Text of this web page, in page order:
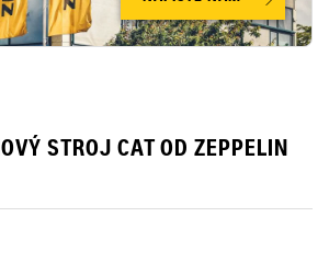
STROJ CAT OD ZEPPELIN